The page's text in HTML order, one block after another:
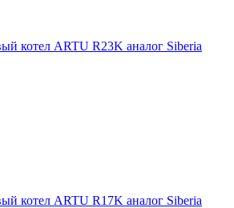
котел ARTU R23K аналог Siberia
котел ARTU R17K аналог Siberia